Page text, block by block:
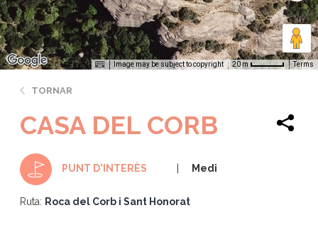
Image may be subject to copyright 20 m Terms
TORNAR
CASA DEL CORB
PUNT D'INTERÈS Medi
Ruta: Roca del Corb i Sant Honorat